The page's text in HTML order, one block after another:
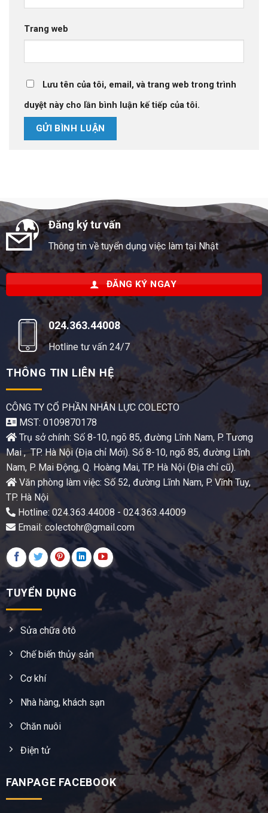
Trang web
Lưu tên của tôi, email, và trang web trong trình
duyệt này cho lần bình luận kế tiếp của tôi.
Đăng ký tư vấn
Thông tin về tuyển dụng việc làm tại Nhật
ĐĂNG KÝ NGAY
024.363.44008
Hotline tư vấn 24/7
THÔNG TIN LIÊN HỆ
CÔNG TY CỔ PHẦN NHÂN LỰC COLECTO
MST: 0109870178
Trụ sở chính: Số 8-10, ngõ 85, đường Lĩnh Nam, P. Tương
Mai , TP. Hà Nội (Địa chỉ Mới). Số 8-10, ngõ 85, đường Lĩnh
Nam, P. Mai Động, Q. Hoàng Mai, TP. Hà Nội (Địa chỉ cũ).
Văn phòng làm việc: Số 52, đường Lĩnh Nam, P. Vĩnh Tuy,
TP. Hà Nội
Hotline: 024.363.44008 - 024.363.44009
Email: colectohr@gmail.com
TUYỂN DỤNG
Sửa chữa ôtô
Chế biến thủy sản
Cơ khí
Nhà hàng, khách sạn
Chăn nuôi
Điện tử
FANPAGE FACEBOOK